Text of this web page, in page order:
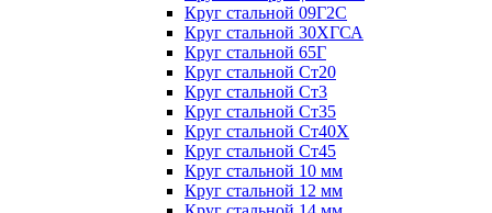
Круг стальной 09Г2С
Круг стальной 30ХГСА
Круг стальной 65Г
Круг стальной Ст20
Круг стальной Ст3
Круг стальной Ст35
Круг стальной Ст40Х
Круг стальной Ст45
Круг стальной 10 мм
Круг стальной 12 мм